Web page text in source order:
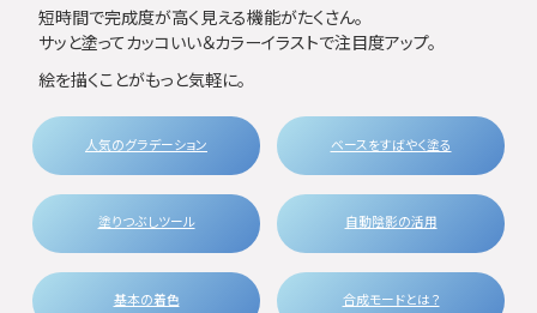
短時間で完成度が高く見える機能がたくさん。
サッと塗ってカッコいい＆カラーイラストで注目度アップ。
絵を描くことがもっと気軽に。
人気のグラデーション ベースをすばやく塗る
塗りつぶしツール 自動陰影の活用
基本の着色 合成モードとは？